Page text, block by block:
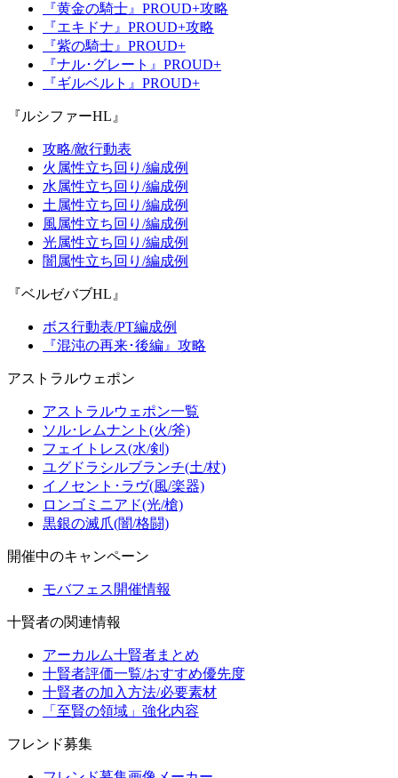
『黄金の騎士』PROUD+攻略
『エキドナ』PROUD+攻略
『紫の騎士』PROUD+
『ナル･グレート』PROUD+
『ギルベルト』PROUD+
『ルシファーHL』
攻略/敵行動表
火属性立ち回り/編成例
水属性立ち回り/編成例
土属性立ち回り/編成例
風属性立ち回り/編成例
光属性立ち回り/編成例
闇属性立ち回り/編成例
『ベルゼバブHL』
ボス行動表/PT編成例
『混沌の再来･後編』攻略
アストラルウェポン
アストラルウェポン一覧
ソル･レムナント(火/斧)
フェイトレス(水/剣)
ユグドラシルブランチ(土/杖)
イノセント･ラヴ(風/楽器)
ロンゴミニアド(光/槍)
黒銀の滅爪(闇/格闘)
開催中のキャンペーン
モバフェス開催情報
十賢者の関連情報
アーカルム十賢者まとめ
十賢者評価一覧/おすすめ優先度
十賢者の加入方法/必要素材
「至賢の領域」強化内容
フレンド募集